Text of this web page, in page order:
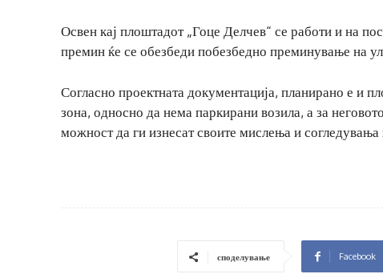
Освен кај плоштадот „Гоце Делчев“ се работи и на
премин ќе се обезбеди побезбедно преминување на
Согласно проектната документација, планирано е и
зона, односно да нема паркирани возила, а за
можност да ги изнесат своите мислења и
споделување Facebook